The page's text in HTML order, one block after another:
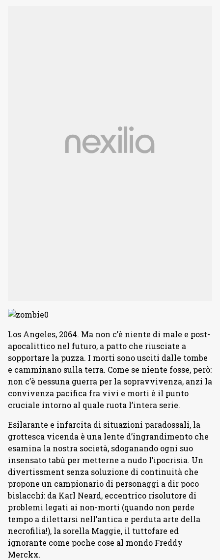
Los Angeles, 2064. Ma non c’è niente di male e post-
apocalittico nel futuro, a patto che riusciate a
sopportare la puzza. I morti sono usciti dalle tombe
e camminano sulla terra. Come se niente fosse, però:
non c’è nessuna guerra per la sopravvivenza, anzi la
convivenza pacifica fra vivi e morti è il punto
cruciale intorno al quale ruota l’intera serie.
Esilarante e infarcita di situazioni paradossali, la
grottesca vicenda è una lente d’ingrandimento che
esamina la nostra società, sdoganando ogni suo
insensato tabù per metterne a nudo l’ipocrisia. Un
divertissment senza soluzione di continuità che
propone un campionario di personaggi a dir poco
bislacchi: da Karl Neard, eccentrico risolutore di
problemi legati ai non-morti (quando non perde
tempo a dilettarsi nell’antica e perduta arte della
necrofilia!), la sorella Maggie, il tuttofare ed
ignorante come poche cose al mondo Freddy
Merckx.